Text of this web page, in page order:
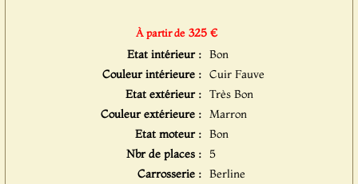
À partir de 325 €
Etat intérieur : Bon
Couleur intérieure : Cuir Fauve
Etat extérieur : Très Bon
Couleur extérieure : Marron
Etat moteur : Bon
Nbr de places : 5
Carrosserie : Berline